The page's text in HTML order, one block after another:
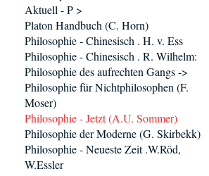
Aktuell - P >
Platon Handbuch (C. Horn)
Philosophie - Chinesisch . H. v. Ess
Philosophie - Chinesisch . R. Wilhelm:
Philosophie des aufrechten Gangs ->
Philosophie für Nichtphilosophen (F.
Moser)
Philosophie - Jetzt (A.U. Sommer)
Philosophie der Moderne (G. Skirbekk)
Philosophie - Neueste Zeit .W.Röd,
W.Essler